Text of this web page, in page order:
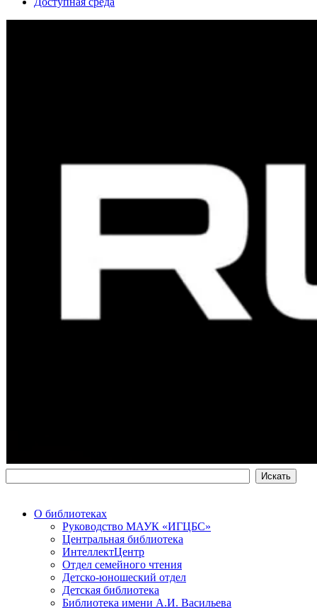
О библиотеках
Руководство МАУК «ИГЦБС»
Центральная библиотека
ИнтеллектЦентр
Отдел семейного чтения
Детско-юношеский отдел
Детская библиотека
Библиотека имени А.И. Васильева